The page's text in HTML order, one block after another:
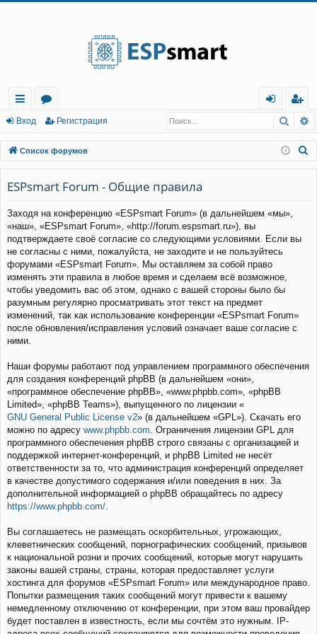
с
ы
лк
и
о
ру
м
ы
д
г
ис
тр
Вход Регистрация
Список форумов
ESPsmart Forum - Общие правила
Заходя на конференцию «ESPsmart Forum» (в дальнейшем «мы»,
«наш», «ESPsmart Forum», «http://forum.espsmart.ru»), вы
подтверждаете своё согласие со следующими условиями. Если вы
не согласны с ними, пожалуйста, не заходите и не пользуйтесь
форумами «ESPsmart Forum». Мы оставляем за собой право
изменять эти правила в любое время и сделаем всё возможное,
чтобы уведомить вас об этом, однако с вашей стороны было бы
разумным регулярно просматривать этот текст на предмет
изменений, так как использование конференции «ESPsmart Forum»
после обновления/исправления условий означает ваше согласие с
ними.
Наши форумы работают под управлением программного обеспечения
для создания конференций phpBB (в дальнейшем «они»,
«программное обеспечение phpBB», «www.phpbb.com», «phpBB
Limited», «phpBB Teams»), выпущенного по лицензии «
GNU General Public License v2» (в дальнейшем «GPL»). Скачать его
можно по адресу www.phpbb.com . Ограничения лицензии GPL для
программного обеспечения phpBB строго связаны с организацией и
поддержкой интернет-конференций, и phpBB Limited не несёт
ответственности за то, что администрация конференций определяет
в качестве допустимого содержания и/или поведения в них. За
дополнительной информацией о phpBB обращайтесь по адресу
https://www.phpbb.com/
Вы соглашаетесь не размещать оскорбительных, угрожающих,
клеветнических сообщений, порнографических сообщений, призывов
к национальной розни и прочих сообщений, которые могут нарушить
законы вашей страны, страны, которая предоставляет услуги
хостинга для форумов «ESPsmart Forum» или международное право.
Попытки размещения таких сообщений могут привести к вашему
немедленному отключению от конференции, при этом ваш провайдер
будет поставлен в известность, если мы сочтём это нужным. IP-